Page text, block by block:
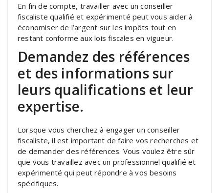
En fin de compte, travailler avec un conseiller
fiscaliste qualifié et expérimenté peut vous aider à
économiser de l’argent sur les impôts tout en
restant conforme aux lois fiscales en vigueur.
Demandez des références
et des informations sur
leurs qualifications et leur
expertise.
Lorsque vous cherchez à engager un conseiller
fiscaliste, il est important de faire vos recherches et
de demander des références. Vous voulez être sûr
que vous travaillez avec un professionnel qualifié et
expérimenté qui peut répondre à vos besoins
spécifiques.